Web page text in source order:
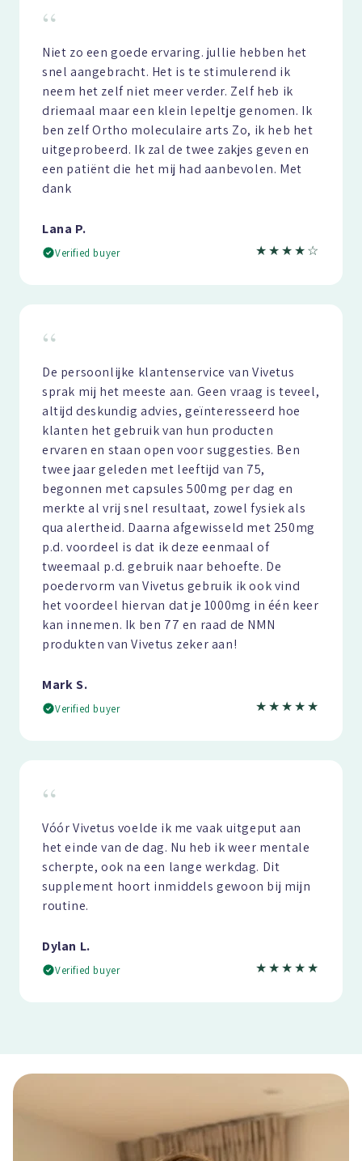
“
Niet zo een goede ervaring. jullie hebben het
snel aangebracht. Het is te stimulerend ik
neem het zelf niet meer verder. Zelf heb ik
driemaal maar een klein lepeltje genomen. Ik
ben zelf Ortho moleculaire arts Zo, ik heb het
uitgeprobeerd. Ik zal de twee zakjes geven en
een patiënt die het mij had aanbevolen. Met
dank
Lana P.
Verified buyer ★★★★☆
“
De persoonlijke klantenservice van Vivetus
sprak mij het meeste aan. Geen vraag is teveel,
altijd deskundig advies, geïnteresseerd hoe
klanten het gebruik van hun producten
ervaren en staan open voor suggesties. Ben
twee jaar geleden met leeftijd van 75,
begonnen met capsules 500mg per dag en
merkte al vrij snel resultaat, zowel fysiek als
qua alertheid. Daarna afgewisseld met 250mg
p.d. voordeel is dat ik deze eenmaal of
tweemaal p.d. gebruik naar behoefte. De
poedervorm van Vivetus gebruik ik ook vind
het voordeel hiervan dat je 1000mg in één keer
kan innemen. Ik ben 77 en raad de NMN
produkten van Vivetus zeker aan!
Mark S.
Verified buyer ★★★★★
“
Vóór Vivetus voelde ik me vaak uitgeput aan
het einde van de dag. Nu heb ik weer mentale
scherpte, ook na een lange werkdag. Dit
supplement hoort inmiddels gewoon bij mijn
routine.
Dylan L.
Verified buyer ★★★★★